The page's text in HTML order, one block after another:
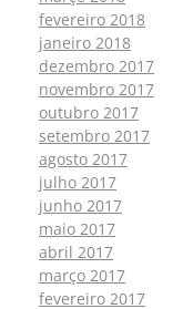
fevereiro 2018
janeiro 2018
dezembro 2017
novembro 2017
outubro 2017
setembro 2017
agosto 2017
julho 2017
junho 2017
maio 2017
abril 2017
março 2017
fevereiro 2017